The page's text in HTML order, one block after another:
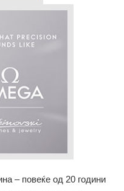
– повеќе од 20 години